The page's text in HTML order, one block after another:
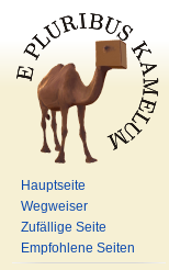
Hauptseite
Wegweiser
Zufällige Seite
Empfohlene Seiten